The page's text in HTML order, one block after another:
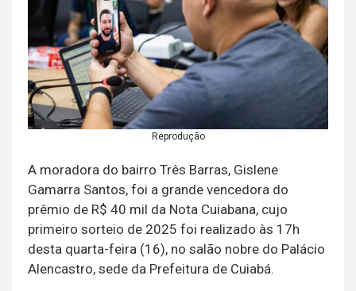
Reprodução
A moradora do bairro Três Barras, Gislene
Gamarra Santos, foi a grande vencedora do
prêmio de R$ 40 mil da Nota Cuiabana, cujo
primeiro sorteio de 2025 foi realizado às 17h
desta quarta-feira (16), no salão nobre do Palácio
Alencastro, sede da Prefeitura de Cuiabá.